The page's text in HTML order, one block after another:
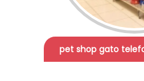
pet shop gato